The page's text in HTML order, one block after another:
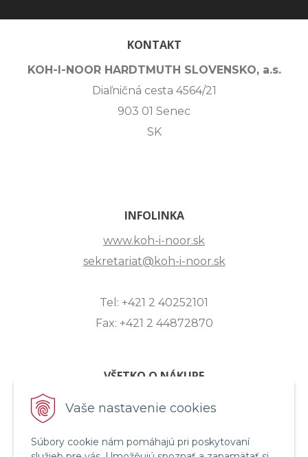
Vaše nastavenie cookies
Súbory cookie nám pomáhajú pri poskytovaní
KONTAKT
KOH-I-NOOR HARDTMUTH SLOVENSKO, a.s.
Diaľničná cesta 4564/21
903 01 Senec
SK
INFOLINKA
www.koh-i-noor.sk
sekretariat@koh-i-noor.sk
Tel: +421 2 40252101
Fax: +421 2 44872870
VŠETKO O NÁKUPE
ZASLANIE OTÁZKY
OBCHODNÉ PODMIENKY